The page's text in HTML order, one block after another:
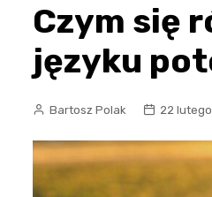
Czym się
języku
Bartosz Polak 22